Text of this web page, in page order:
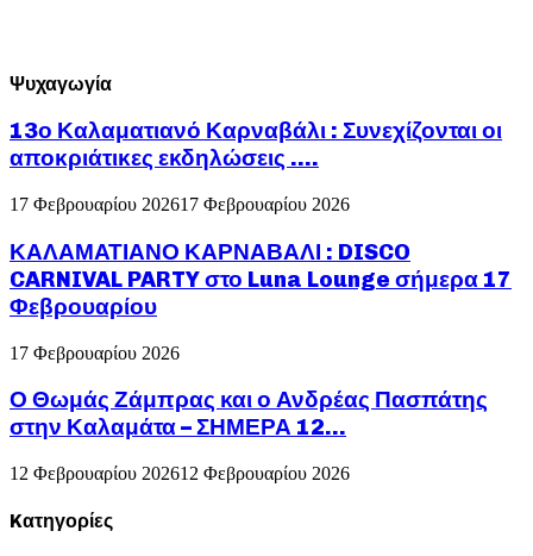
Ψυχαγωγία
13ο Καλαματιανό Καρναβάλι : Συνεχίζονται οι
αποκριάτικες εκδηλώσεις ….
17 Φεβρουαρίου 202617 Φεβρουαρίου 2026
ΚΑΛΑΜΑΤΙΑΝΟ ΚΑΡΝΑΒΑΛΙ : DISCO
CARNIVAL PARTY στο Luna Lounge σήμερα 17
Φεβρουαρίου
17 Φεβρουαρίου 2026
Ο Θωμάς Ζάμπρας και ο Ανδρέας Πασπάτης
στην Καλαμάτα – ΣΗΜΕΡΑ 12...
12 Φεβρουαρίου 202612 Φεβρουαρίου 2026
Kατηγορίες